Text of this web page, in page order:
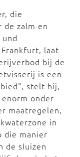
die
de zalm en
laat
bij de
is een
stelt hij,
onder
maatregelen,
in
die manier
de sluizen